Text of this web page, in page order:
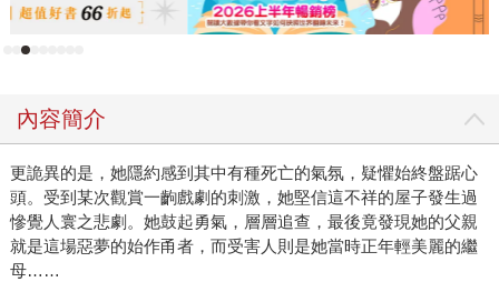
內容簡介
更詭異的是，她隱約感到其中有種死亡的氣氛，疑懼始終盤踞心
頭。受到某次觀賞一齣戲劇的刺激，她堅信這不祥的屋子發生過
慘覺人寰之悲劇。她鼓起勇氣，層層追查，最後竟發現她的父親
就是這場惡夢的始作甬者，而受害人則是她當時正年輕美麗的繼
母……